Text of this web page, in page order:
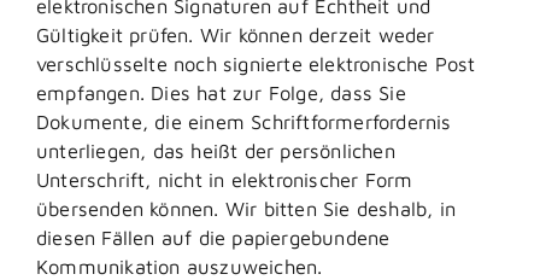
elektronischen Signaturen auf Echtheit und
Gültigkeit prüfen. Wir können derzeit weder
verschlüsselte noch signierte elektronische Post
empfangen. Dies hat zur Folge, dass Sie
Dokumente, die einem Schriftformerfordernis
unterliegen, das heißt der persönlichen
Unterschrift, nicht in elektronischer Form
übersenden können. Wir bitten Sie deshalb, in
diesen Fällen auf die papiergebundene
Kommunikation auszuweichen.